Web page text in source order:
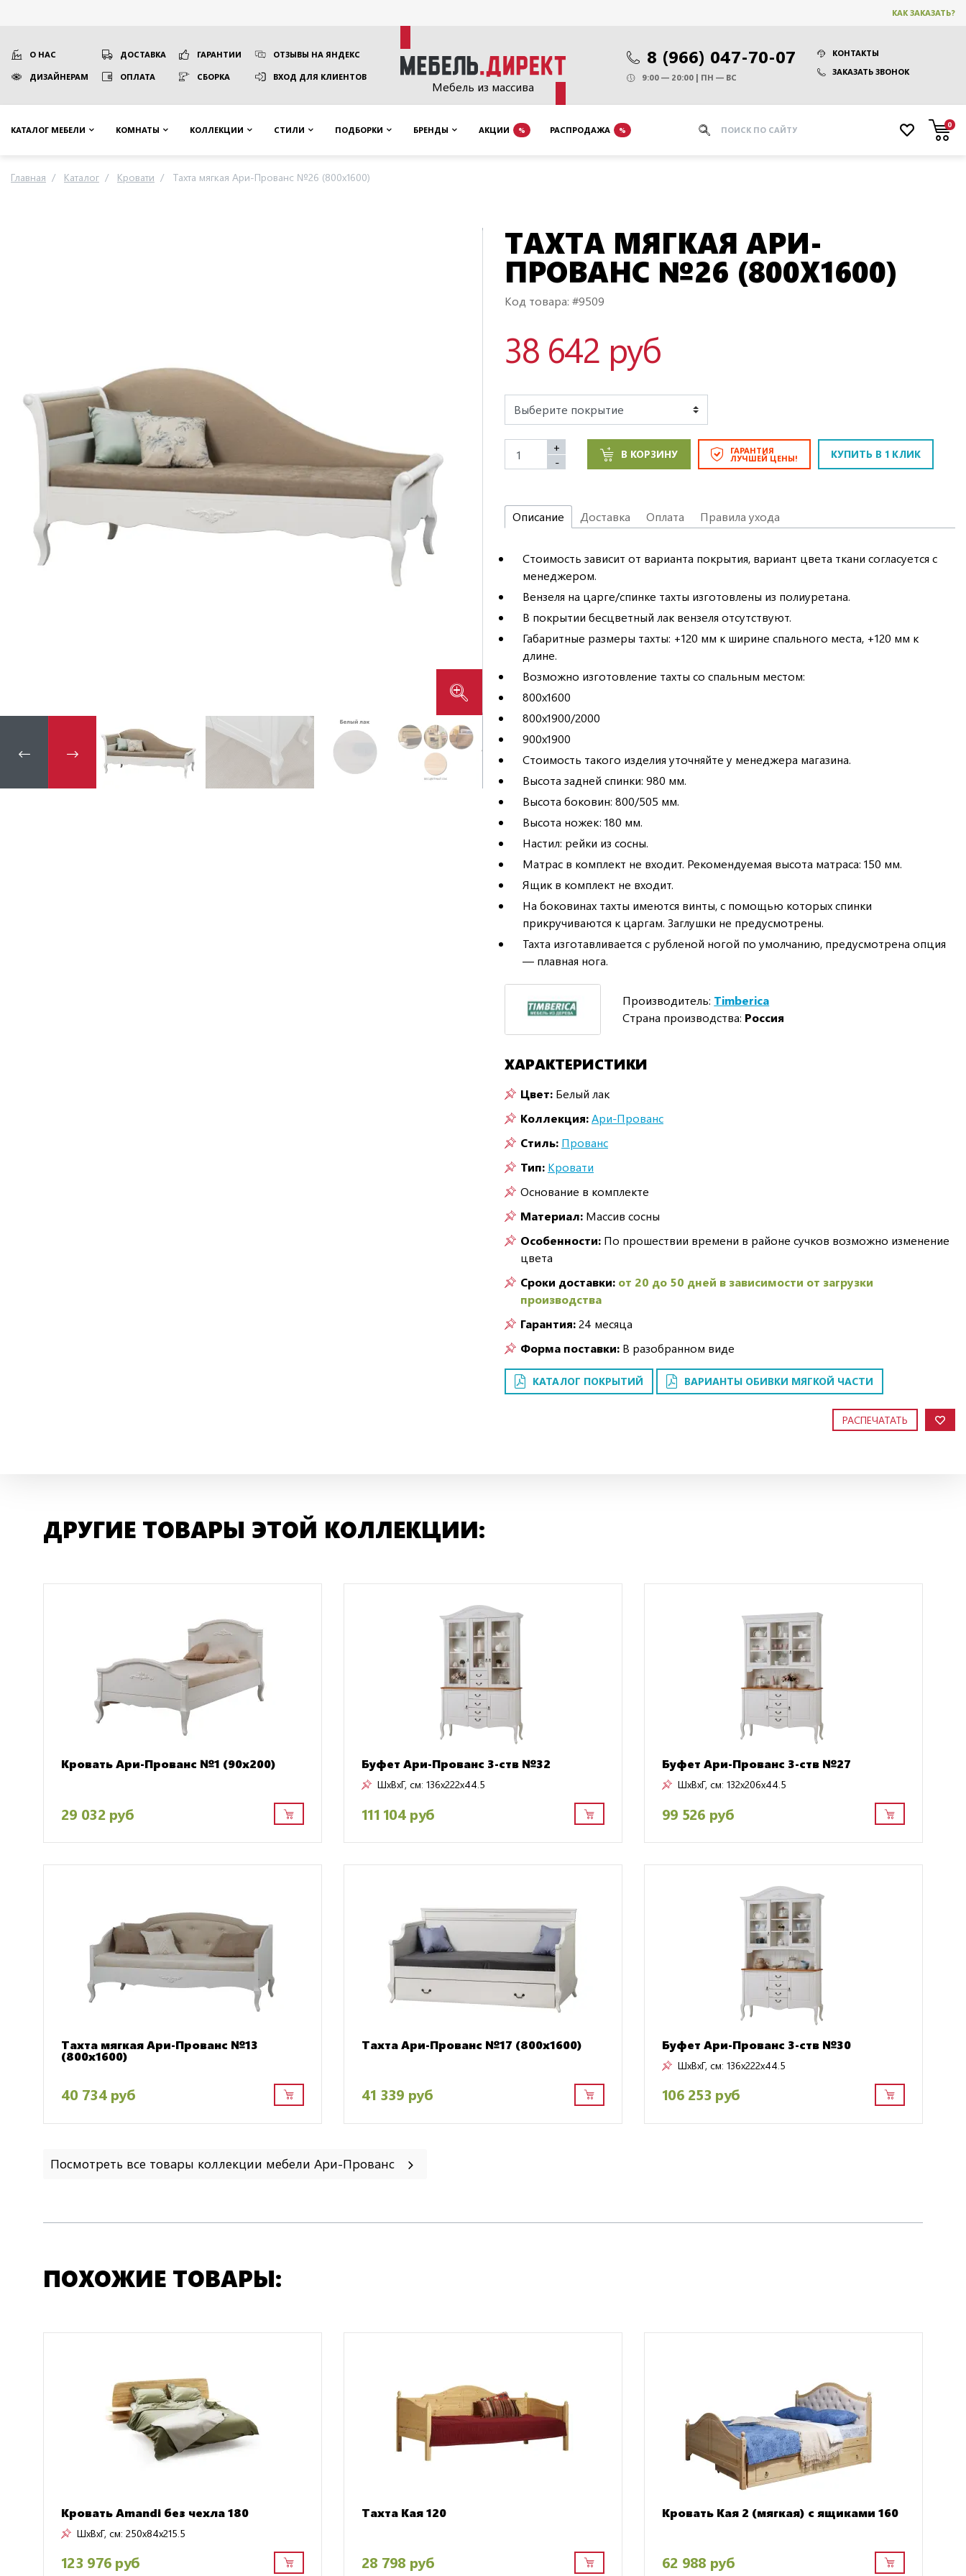
КАК ЗАКАЗАТЬ?
Мебель из массива
О НАС ДОСТАВКА ГАРАНТИИ ОТЗЫВЫ НА ЯНДЕКС
ДИЗАЙНЕРАМ ОПЛАТА СБОРКА ВХОД ДЛЯ КЛИЕНТОВ
8 (966) 047-70-07
КОНТАКТЫ
ЗАКАЗАТЬ ЗВОНОК
9:00 — 20:00 | ПН — ВС
КАТАЛОГ МЕБЕЛИ КОМНАТЫ КОЛЛЕКЦИИ СТИЛИ ПОДБОРКИ БРЕНДЫ АКЦИИ % РАСПРОДАЖА %
0
Главная Каталог Кровати Тахта мягкая Ари-Прованс №26 (800х1600)
ТАХТА МЯГКАЯ АРИ-
ПРОВАНС №26 (800Х1600)
Код товара: #9509
38 642 руб
+
-
В КОРЗИНУ ГАРАНТИЯ
ЛУЧШЕЙ ЦЕНЫ! КУПИТЬ В 1 КЛИК
Описание Доставка Оплата Правила ухода
Стоимость зависит от варианта покрытия, вариант цвета ткани согласуется с
менеджером.
Вензеля на царге/спинке тахты изготовлены из полиуретана.
В покрытии бесцветный лак вензеля отсутствуют.
Габаритные размеры тахты: +120 мм к ширине спального места, +120 мм к
длине.
Возможно изготовление тахты со спальным местом:
800х1600
800х1900/2000
900х1900
Стоимость такого изделия уточняйте у менеджера магазина.
Высота задней спинки: 980 мм.
Высота боковин: 800/505 мм.
Высота ножек: 180 мм.
Настил: рейки из сосны.
Матрас в комплект не входит. Рекомендуемая высота матраса: 150 мм.
Ящик в комплект не входит.
На боковинах тахты имеются винты, с помощью которых спинки
прикручиваются к царгам. Заглушки не предусмотрены.
Тахта изготавливается с рубленой ногой по умолчанию, предусмотрена опция
— плавная нога.
Производитель: Timberica
Страна производства: Россия
ХАРАКТЕРИСТИКИ
Цвет: Белый лак
Коллекция:Ари-Прованс
Стиль: Прованс
Тип: Кровати
Основание в комплекте
Материал: Массив сосны
Особенности: По прошествии времени в районе сучков возможно изменение
цвета
Сроки доставки: от 20 до 50 дней в зависимости от загрузки
производства
Гарантия:24 месяца
Форма поставки: В разобранном виде
КАТАЛОГ ПОКРЫТИЙ ВАРИАНТЫ ОБИВКИ МЯГКОЙ ЧАСТИ
РАСПЕЧАТАТЬ
ДРУГИЕ ТОВАРЫ ЭТОЙ КОЛЛЕКЦИИ:
Кровать Ари-Прованс №1 (90х200)
29 032 руб
Буфет Ари-Прованс 3-ств №32
ШxВxГ, см: 136x222x44.5
111 104 руб
Буфет Ари-Прованс 3-ств №27
ШxВxГ, см: 132x206x44.5
99 526 руб
Тахта мягкая Ари-Прованс №13
(800х1600)
40 734 руб
Тахта Ари-Прованс №17 (800х1600)
41 339 руб
Буфет Ари-Прованс 3-ств №30
ШxВxГ, см: 136x222x44.5
106 253 руб
Посмотреть все товары коллекции мебели Ари-Прованс
ПОХОЖИЕ ТОВАРЫ:
Кровать Amandi без чехла 180
ШxВxГ, см: 250x84x215.5
123 976 руб
Тахта Кая 120
28 798 руб
Кровать Кая 2 (мягкая) с ящиками 160
62 988 руб